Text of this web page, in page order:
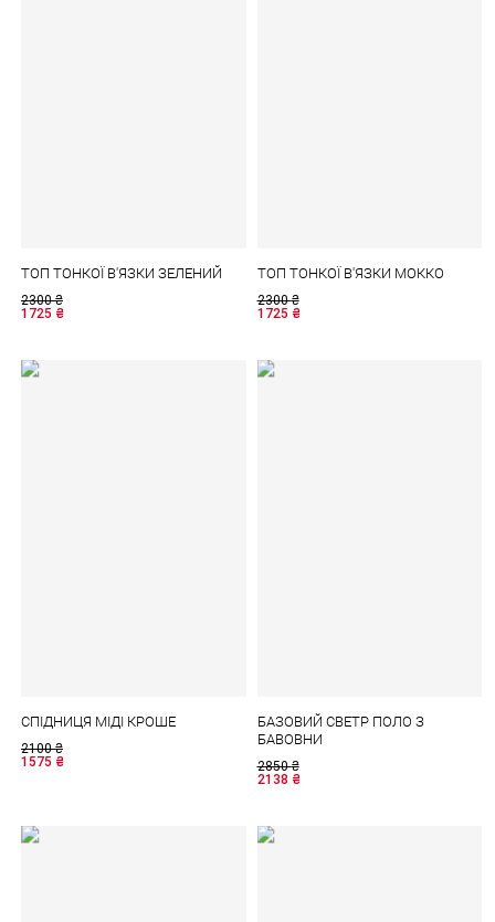
ТОП ТОНКОЇ В'ЯЗКИ ЗЕЛЕНИЙ
2300₴
1725 ₴
ТОП ТОНКОЇ В'ЯЗКИ МОККО
2300₴
1725 ₴
СПІДНИЦЯ МІДІ КРОШЕ
2100₴
1575 ₴
БАЗОВИЙ СВЕТР ПОЛО З
БАВОВНИ
2850₴
2138 ₴